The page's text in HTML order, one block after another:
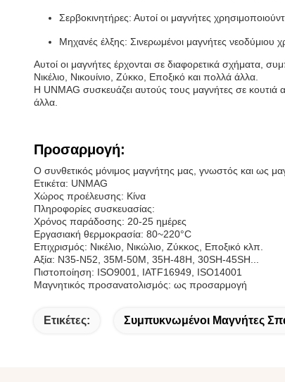
Σερβοκινητήρες: Αυτοί οι μαγνήτες
Μηχανές έλξης: Σινερωμένοι μαγνήτες νεοδύμιου
Αυτοί οι μαγνήτες έρχονται σε διαφορετικά σχήματα,
Νικέλιο, Νικουίνιο, Ζύκκο, Εποξικό και πολλά άλλα.
Η UNMAG συσκευάζει αυτούς τους μαγνήτες σε κουτιά
άλλα.
Προσαρμογή:
Ο συνθετικός μόνιμος μαγνήτης μας, γνωστός και ως
Ετικέτα: UNMAG
Χώρος προέλευσης: Κίνα
Πληροφορίες συσκευασίας:
Χρόνος παράδοσης: 20-25 ημέρες
Εργασιακή θερμοκρασία: 80~220°C
Επιχρισμός: Νικέλιο, Νικώλιο, Ζύκκος, Εποξικό κλπ.
Αξία: N35-N52, 35M-50M, 35H-48H, 30SH-45SH...
Πιστοποίηση: ISO9001, IATF16949, ISO14001
Μαγνητικός προσανατολισμός: ως προσαρμογή
Ετικέτες: Συμπυκνωμένοι Μαγνήτες